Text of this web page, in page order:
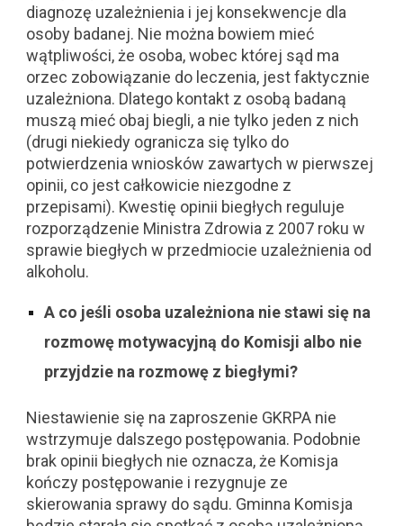
diagnozę uzależnienia i jej konsekwencje dla
osoby badanej. Nie można bowiem mieć
wątpliwości, że osoba, wobec której sąd ma
orzec zobowiązanie do leczenia, jest faktycznie
uzależniona. Dlatego kontakt z osobą badaną
muszą mieć obaj biegli, a nie tylko jeden z nich
(drugi niekiedy ogranicza się tylko do
potwierdzenia wniosków zawartych w pierwszej
opinii, co jest całkowicie niezgodne z
przepisami). Kwestię opinii biegłych reguluje
rozporządzenie Ministra Zdrowia z 2007 roku w
sprawie biegłych w przedmiocie uzależnienia od
alkoholu.
A co jeśli osoba uzależniona nie stawi się na
rozmowę motywacyjną do Komisji albo nie
przyjdzie na rozmowę z biegłymi?
Niestawienie się na zaproszenie GKRPA nie
wstrzymuje dalszego postępowania. Podobnie
brak opinii biegłych nie oznacza, że Komisja
kończy postępowanie i rezygnuje ze
skierowania sprawy do sądu. Gminna Komisja